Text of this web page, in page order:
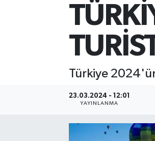
Türkiye
23.03.2024 - 12:01
YAYINLANMA